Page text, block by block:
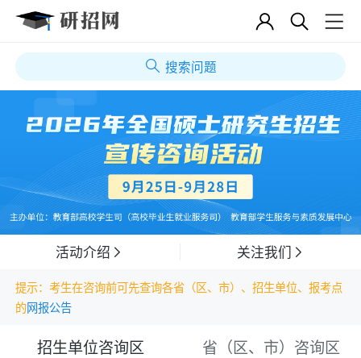
搜索问题
活动介绍 关注我们
提示：考生在咨询前可先查询各省（区、市）、招生单位、报考点
的网报公告
招生单位咨询区 省（区、市）咨询区